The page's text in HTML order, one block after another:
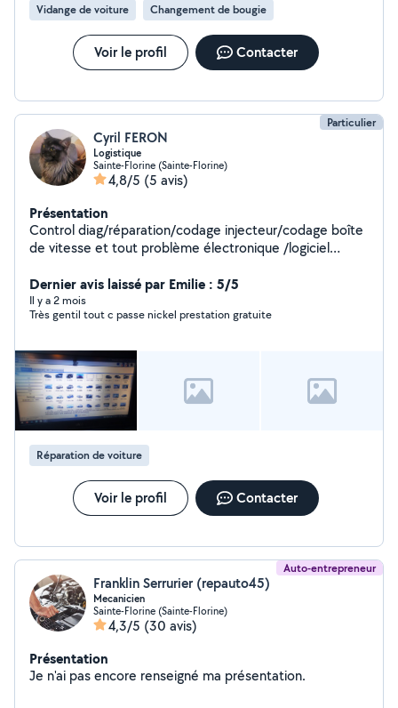
Vidange de voiture Changement de bougie
Voir le profil Contacter
Particulier
Cyril FERON
Logistique
Sainte-Florine (Sainte-Florine)
4,8/5 (5 avis)
Présentation
Control diag/réparation/codage injecteur/codage boîte
de vitesse et tout problème électronique /logiciel
Dernier avis laissé par Emilie : 5/5
Il y a 2 mois
Très gentil tout c passe nickel prestation gratuite
Réparation de voiture
Voir le profil Contacter
Auto-entrepreneur
Franklin Serrurier (repauto45)
Mecanicien
Sainte-Florine (Sainte-Florine)
4,3/5 (30 avis)
Présentation
Je n'ai pas encore renseigné ma présentation.